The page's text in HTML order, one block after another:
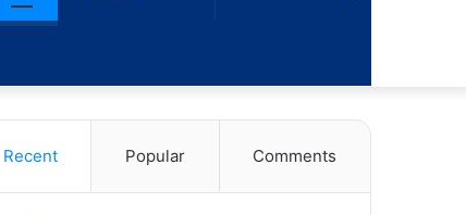
Recent Popular Comments